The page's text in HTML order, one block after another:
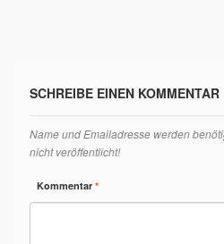
SCHREIBE EINEN KOMMENTAR
Name und Emailadresse werden
nicht veröffentlicht!
Kommentar*